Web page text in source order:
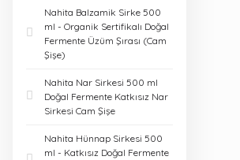
Nahita Balzamik Sirke 500
ml - Organik Sertifikalı Doğal
Fermente Üzüm Şırası (Cam
Şişe)
Nahita Nar Sirkesi 500 ml
Doğal Fermente Katkısız Nar
Sirkesi Cam Şişe
Nahita Hünnap Sirkesi 500
ml - Katkısız Doğal Fermente